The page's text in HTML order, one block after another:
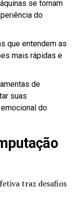
se tornam
do
que entendem as
mais rápidas e
de
suas
do
traz desafios